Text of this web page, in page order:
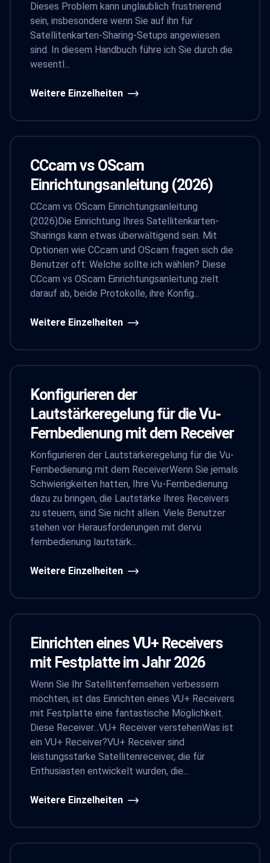
Dieses Problem kann unglaublich frustrierend
sein, insbesondere wenn Sie auf ihn für
Satellitenkarten-Sharing-Setups angewiesen
sind. In diesem Handbuch führe ich Sie durch die
wesentl...
Weitere Einzelheiten
CCcam vs OScam
Einrichtungsanleitung (2026)
CCcam vs OScam Einrichtungsanleitung
(2026)Die Einrichtung Ihres Satellitenkarten-
Sharings kann etwas überwältigend sein. Mit
Optionen wie CCcam und OScam fragen sich die
Benutzer oft: Welche sollte ich wählen? Diese
CCcam vs OScam Einrichtungsanleitung zielt
darauf ab, beide Protokolle, ihre Konfig...
Weitere Einzelheiten
Konfigurieren der
Lautstärkeregelung für die Vu-
Fernbedienung mit dem Receiver
Konfigurieren der Lautstärkeregelung für die Vu-
Fernbedienung mit dem ReceiverWenn Sie jemals
Schwierigkeiten hatten, Ihre Vu-Fernbedienung
dazu zu bringen, die Lautstärke Ihres Receivers
zu steuern, sind Sie nicht allein. Viele Benutzer
stehen vor Herausforderungen mit dervu
fernbedienung lautstärk...
Weitere Einzelheiten
Einrichten eines VU+ Receivers
mit Festplatte im Jahr 2026
Wenn Sie Ihr Satellitenfernsehen verbessern
möchten, ist das Einrichten eines VU+ Receivers
mit Festplatte eine fantastische Möglichkeit.
Diese Receiver...VU+ Receiver verstehenWas ist
ein VU+ Receiver?VU+ Receiver sind
leistungsstarke Satellitenreceiver, die für
Enthusiasten entwickelt wurden, die...
Weitere Einzelheiten